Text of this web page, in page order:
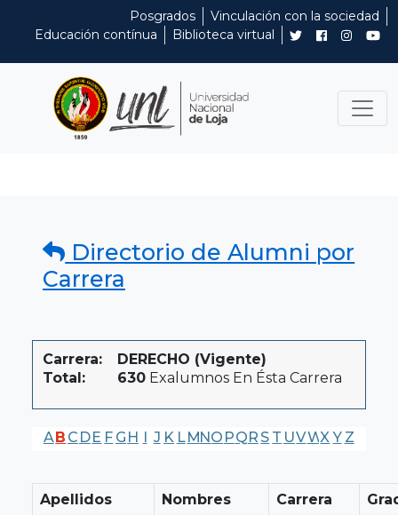
Posgrados
Vinculación con la sociedad
Educación contínua
Biblioteca virtual
Directorio de Alumni por
Carrera
Carrera:
DERECHO (Vigente)
Total:
630 Exalumnos En Ésta Carrera
AB C DE F G H I J K LMNO PQR S T UVWX Y Z
Apellidos Nombres Carrera